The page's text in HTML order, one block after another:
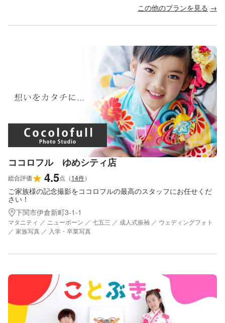
この他のプランを見る
ココロフル ゆめシティ店
総合評価★4.5点 （14件）
ご家族様の記念撮影をココロフルの最高のスタッフにお任せくだ
さい！
下関市伊倉新町3-1-1
マタニティ ／ ニューボーン ／ 七五三 ／ 成人式振袖 ／ ウェディングフォト
／ 家族写真 ／ 入学・卒業写真